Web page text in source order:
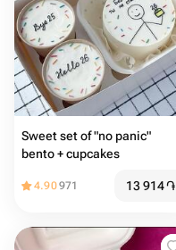
Sweet set of "no panic"
bento + cupcakes
4.90971 13 914֏